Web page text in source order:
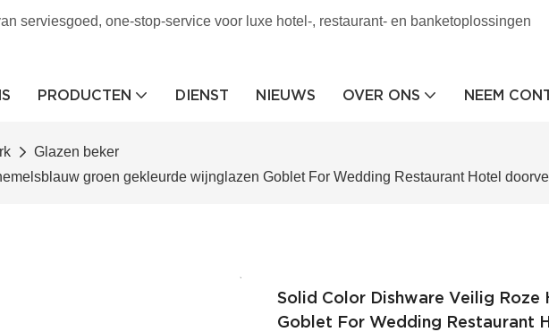
serviesgoed, one-stop-service voor luxe hotel-, restaurant- en banketoplossingen
PRODUCTEN DIENST NIEUWS OVER ONS NEEM
Glazen beker
groen gekleurde wijnglazen Goblet For Wedding Restaurant Hotel
Solid Color Dishware Veilig Roze
Goblet For Wedding Restaurant